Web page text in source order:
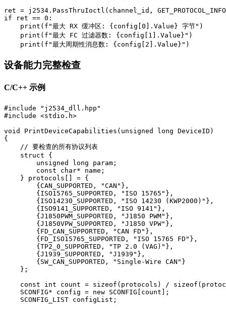
ret = j2534.PassThruIoctl(channel_id,
if ret == 0:
    print(f"最大 RX 缓冲区: {config[0].Value} 字节")
    print(f"最大 FC 过滤器数: {config[1].Value}")
    print(f"最大周期性消息数: {config[2].Value}")
设备能力完整检查
C/C++ 示例
#include "j2534_dll.hpp"
#include <stdio.h>
void PrintDeviceCapabilities(unsigned long DeviceID)
{
    // 要检查的所有协议列表
    struct {
        unsigned long param;
        const char* name;
    } protocols[] = {
        {CAN_SUPPORTED, "CAN"},
        {ISO15765_SUPPORTED, "ISO 15765"},
        {ISO14230_SUPPORTED, "ISO 14230 (KWP2000)"},
        {ISO9141_SUPPORTED, "ISO 9141"},
        {J1850PWM_SUPPORTED, "J1850 PWM"},
        {J1850VPW_SUPPORTED, "J1850 VPW"},
        {FD_CAN_SUPPORTED, "CAN FD"},
        {FD_ISO15765_SUPPORTED, "ISO 15765 FD"},
        {TP2_0_SUPPORTED, "TP 2.0 (VAG)"},
        {J1939_SUPPORTED, "J1939"},
        {SW_CAN_SUPPORTED, "Single-Wire CAN"}
    };
const int count = sizeof(protocols) /
    SCONFIG* config = new SCONFIG[count];
    SCONFIG_LIST configList;